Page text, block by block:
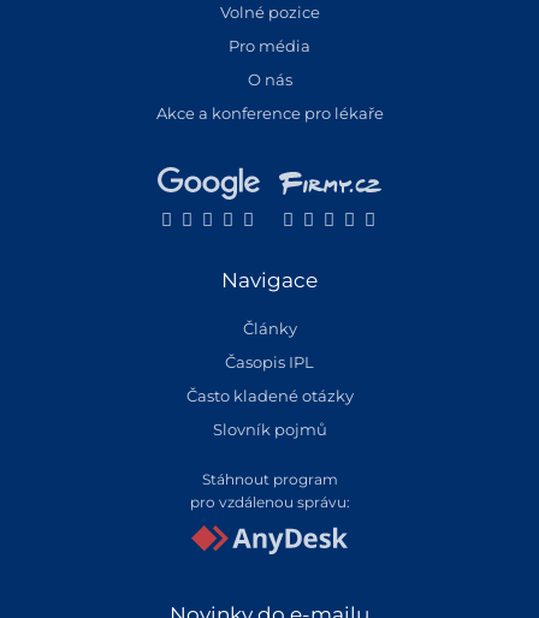
Volné pozice
Pro média
O nás
Akce a konference pro lékaře
Navigace
Články
Časopis IPL
Často kladené otázky
Slovník pojmů
Stáhnout program
pro vzdálenou správu: